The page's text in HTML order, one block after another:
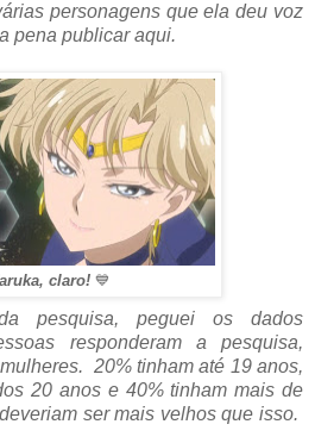
personagens que ela deu voz
pena publicar aqui.
claro!💙
pesquisa, peguei os dados
responderam a pesquisa,
20% tinham até 19 anos,
20 anos e 40% tinham mais de
ser mais velhos que isso.